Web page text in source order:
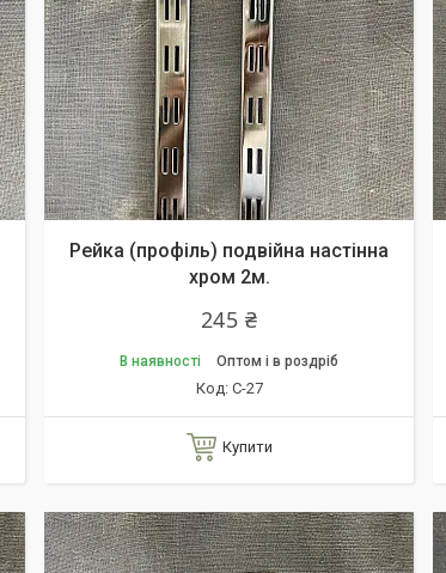
Рейка (профіль) подвійна настінна
хром 2м.
245 ₴
В наявності Оптом і в роздріб
С-27
Купити